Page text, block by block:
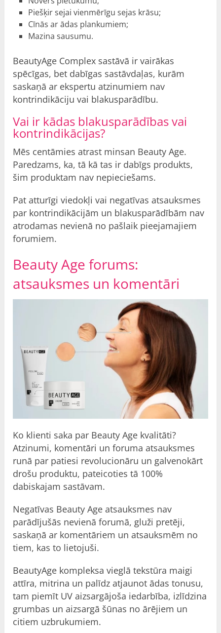
Piešķir sejai vienmērīgu sejas krāsu;
Cīnās ar ādas plankumiem;
Mazina sausumu.
BeautyAge Complex sastāvā ir vairākas
spēcīgas, bet dabīgas sastāvdaļas, kurām
saskaņā ar ekspertu atzinumiem nav
kontrindikāciju vai blakusparādību.
Vai ir kādas blakusparādības vai
kontrindikācijas?
Mēs centāmies atrast minsan Beauty Age.
Paredzams, ka, tā kā tas ir dabīgs produkts,
šim produktam nav nepieciešams.
Pat atturīgi viedokļi vai negatīvas atsauksmes
par kontrindikācijām un blakusparādībām nav
atrodamas nevienā no pašlaik pieejamajiem
forumiem.
Beauty Age forums:
atsauksmes un komentāri
Ko klienti saka par Beauty Age kvalitāti?
Atzinumi, komentāri un foruma atsauksmes
runā par patiesi revolucionāru un galvenokārt
drošu produktu, pateicoties tā 100%
dabiskajam sastāvam.
Negatīvas Beauty Age atsauksmes nav
parādījušās nevienā forumā, gluži pretēji,
saskaņā ar komentāriem un atsauksmēm no
tiem, kas to lietojuši.
BeautyAge kompleksa vieglā tekstūra maigi
attīra, mitrina un palīdz atjaunot ādas tonusu,
tam piemīt UV aizsargājoša iedarbība, izlīdzina
grumbas un aizsargā šūnas no ārējiem un
citiem uzbrukumiem.